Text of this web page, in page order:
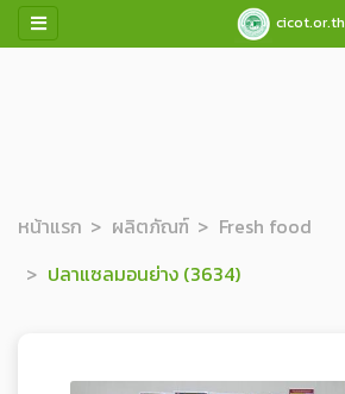
cicot.or.th
หน้าแรก ผลิตภัณฑ์
Fresh food
ปลาแซลมอนย่าง (3634)